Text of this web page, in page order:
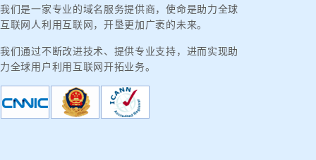
我们是一家专业的域名服务提供商，使命是助力全球
互联网人利用互联网，开垦更加广袤的未来。
我们通过不断改进技术、提供专业支持，进而实现助
力全球用户利用互联网开拓业务。